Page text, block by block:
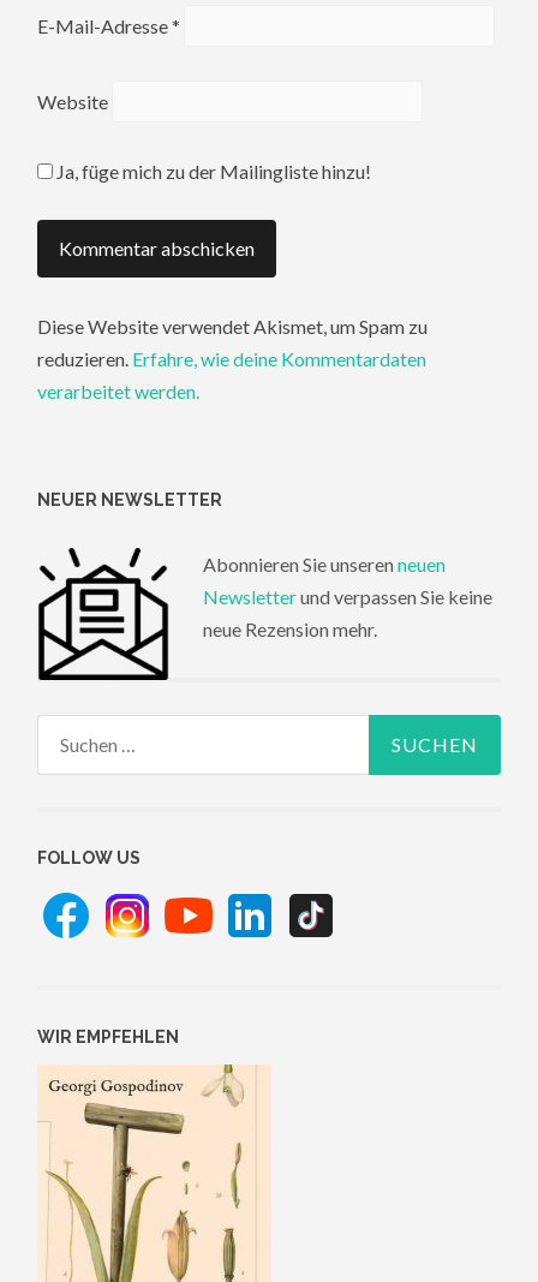
E-Mail-Adresse*
Website
Ja, füge mich zu der Mailingliste hinzu!
Diese Website verwendet Akismet, um Spam zu
reduzieren. Erfahre, wie deine Kommentardaten
verarbeitet werden.
NEUER NEWSLETTER
Abonnieren Sie unseren neuen
Newsletterund verpassen Sie keine
neue Rezension mehr.
FOLLOW US
WIR EMPFEHLEN